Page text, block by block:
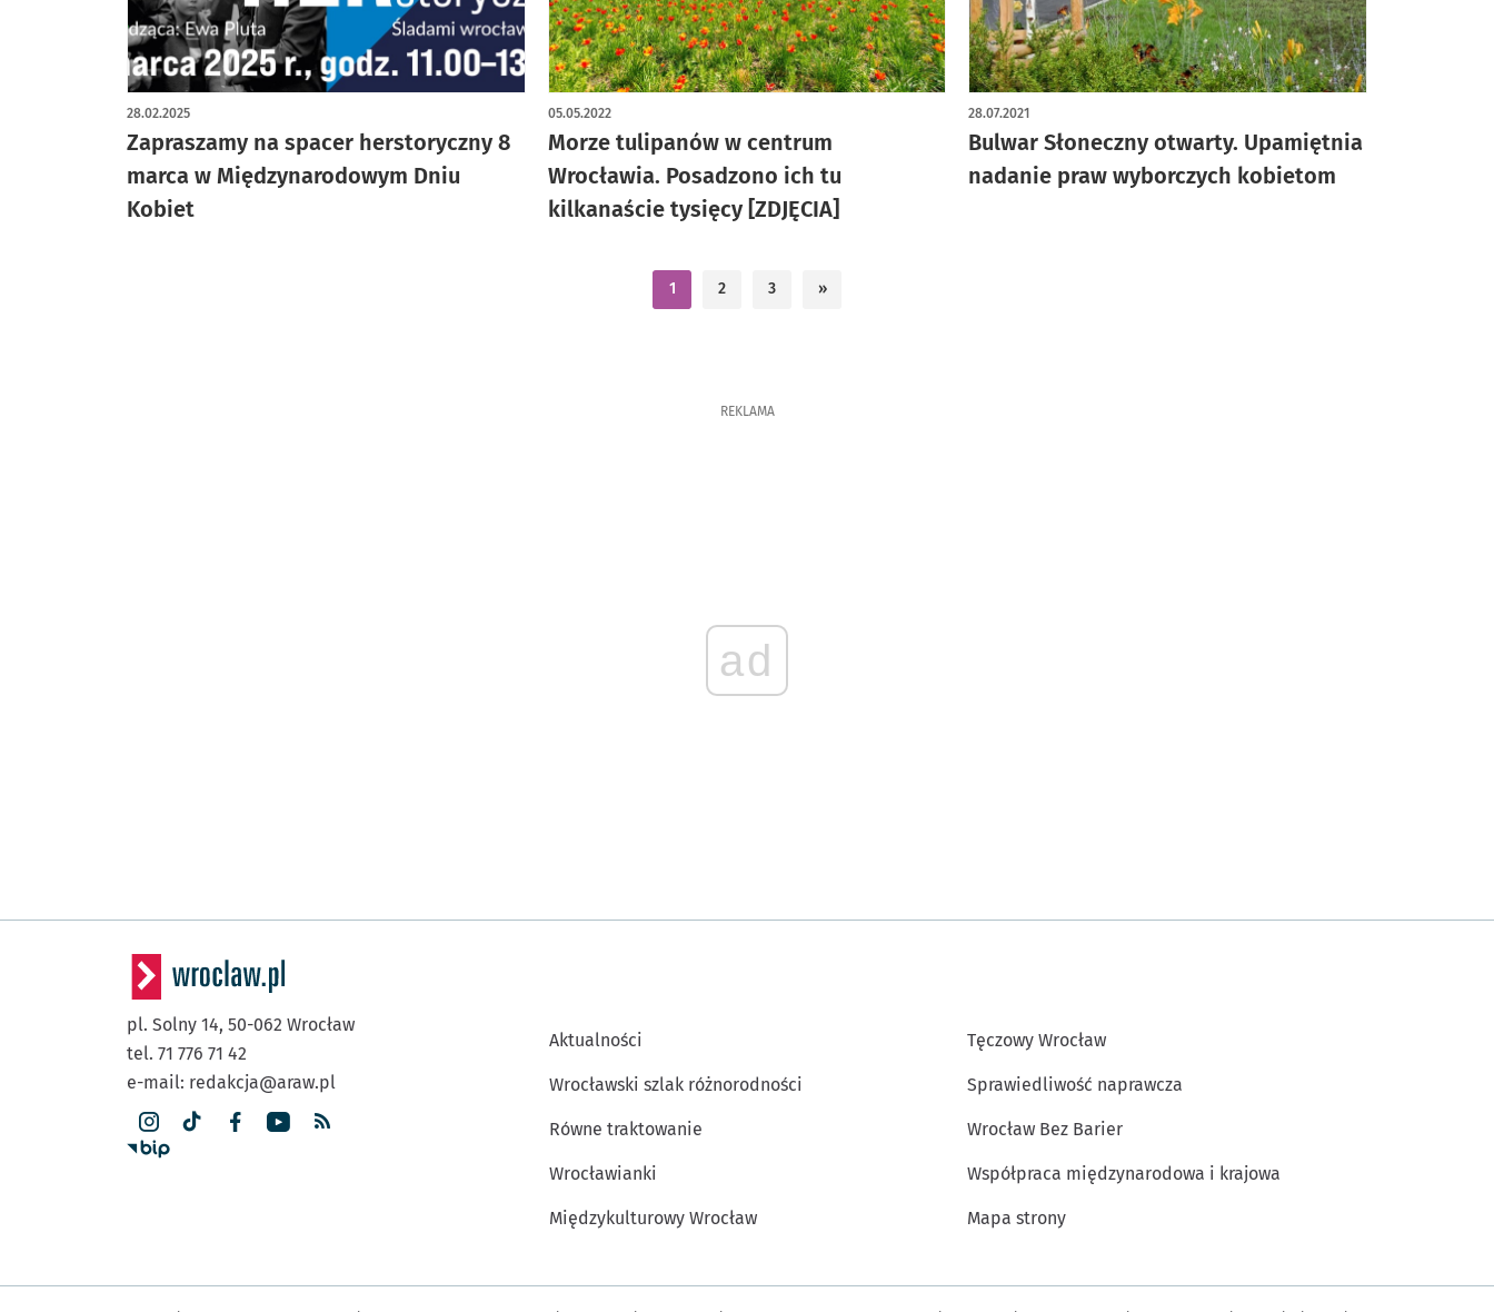
Zapraszamy na spacer herstoryczny 8
marca w Międzynarodowym Dniu
Kobiet
28.02.2025
Morze tulipanów w centrum
Wrocławia. Posadzono ich tu
kilkanaście tysięcy [ZDJĘCIA]
05.05.2022
artykuł z galerią zdjęć
Bulwar Słoneczny otwarty. Upamiętnia
nadanie praw wyborczych kobietom
28.07.2021
1 2 3 »
REKLAMA
ad
pl. Solny 14, 50-062 Wrocław
tel. 71 776 71 42
e-mail: redakcja@araw.pl
Aktualności
Wrocławski szlak różnorodności
Równe traktowanie
Wrocławianki
Międzykulturowy Wrocław
Tęczowy Wrocław
Sprawiedliwość naprawcza
Wrocław Bez Barier
Współpraca międzynarodowa i krajowa
Mapa strony
Inne informacje